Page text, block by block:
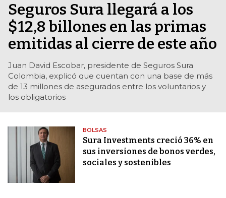
Seguros Sura llegará a los
$12,8 billones en las primas
emitidas al cierre de este año
Juan David Escobar, presidente de Seguros Sura
Colombia, explicó que cuentan con una base de más
de 13 millones de asegurados entre los voluntarios y
los obligatorios
BOLSAS
Sura Investments creció 36% en
sus inversiones de bonos verdes,
sociales y sostenibles